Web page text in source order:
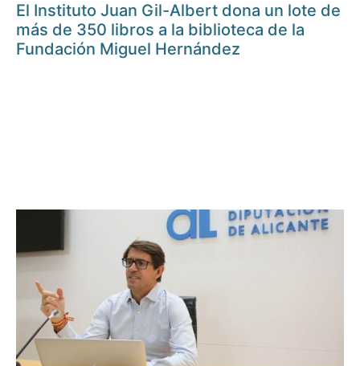
El Instituto Juan Gil-Albert dona un lote de
más de 350 libros a la biblioteca de la
Fundación Miguel Hernández